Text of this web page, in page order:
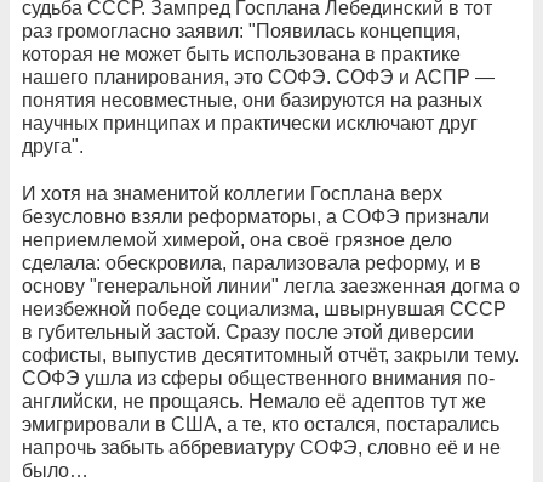
судьба СССР. Зампред Госплана Лебединский в тот
раз громогласно заявил: "Появилась концепция,
которая не может быть использована в практике
нашего планирования, это СОФЭ. СОФЭ и АСПР —
понятия несовместные, они базируются на разных
научных принципах и практически исключают друг
друга".
И хотя на знаменитой коллегии Госплана верх
безусловно взяли реформаторы, а СОФЭ признали
неприемлемой химерой, она своё грязное дело
сделала: обескровила, парализовала реформу, и в
основу "генеральной линии" легла заезженная догма о
неизбежной победе социализма, швырнувшая СССР
в губительный застой. Сразу после этой диверсии
софисты, выпустив десятитомный отчёт, закрыли тему.
СОФЭ ушла из сферы общественного внимания по-
английски, не прощаясь. Немало её адептов тут же
эмигрировали в США, а те, кто остался, постарались
напрочь забыть аббревиатуру СОФЭ, словно её и не
было…